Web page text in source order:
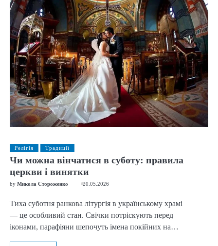
Релігія Традиції
Чи можна вінчатися в суботу: правила
церкви і винятки
by Микола Стороженко 20.05.2026
Тиха суботня ранкова літургія в українському храмі
— це особливий стан. Свічки потріскують перед
іконами, парафіяни шепочуть імена покійних на…